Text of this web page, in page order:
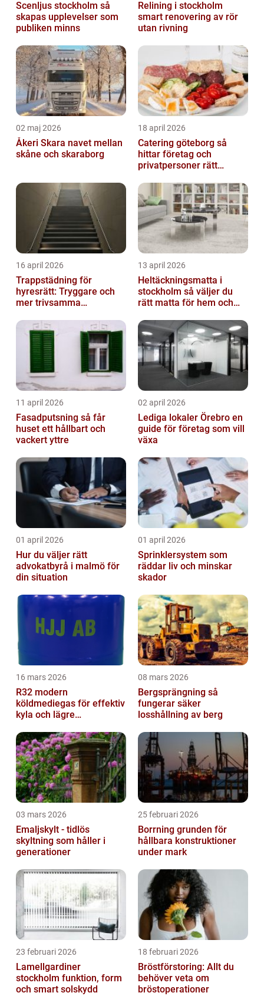
Scenljus stockholm så
skapas upplevelser som
publiken minns
Relining i stockholm
smart renovering av rör
utan rivning
02 maj 2026
Åkeri Skara navet mellan
skåne och skaraborg
18 april 2026
Catering göteborg så
hittar företag och
privatpersoner rätt
16 april 2026
Trappstädning för
hyresrätt: Tryggare och
mer trivsamma
13 april 2026
Heltäckningsmatta i
stockholm så väljer du
rätt matta för hem och
11 april 2026
Fasadputsning så får
huset ett hållbart och
vackert yttre
02 april 2026
Lediga lokaler Örebro en
guide för företag som vill
växa
01 april 2026
Hur du väljer rätt
advokatbyrå i malmö för
din situation
01 april 2026
Sprinklersystem som
räddar liv och minskar
skador
16 mars 2026
R32 modern
köldmediegas för effektiv
kyla och lägre
08 mars 2026
Bergsprängning så
fungerar säker
losshållning av berg
03 mars 2026
Emaljskylt - tidlös
skyltning som håller i
generationer
25 februari 2026
Borrning grunden för
hållbara konstruktioner
under mark
23 februari 2026
Lamellgardiner
stockholm funktion, form
och smart solskydd
18 februari 2026
Bröstförstoring: Allt du
behöver veta om
bröstoperationer